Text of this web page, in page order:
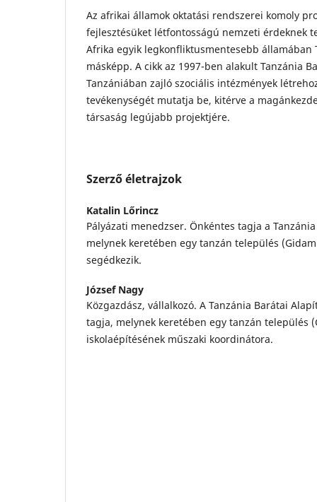
Az afrikai államok oktatási rendszerei komoly
fejlesztésüket létfontosságú nemzeti érdeknek
Afrika egyik legkonfliktusmentesebb államában
másképp. A cikk az 1997-ben alakult Tanzánia
Tanzániában zajló szociális intézmények
tevékenységét mutatja be, kitérve a
társaság legújabb projektjére.
Szerző életrajzok
Katalin Lőrincz
Pályázati menedzser. Önkéntes tagja a
melynek keretében egy tanzán település
segédkezik.
József Nagy
Közgazdász, vállalkozó. A Tanzánia Barátai
tagja, melynek keretében egy tanzán település
iskolaépítésének műszaki koordinátora.